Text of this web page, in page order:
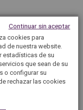
Privilege?
solo tienes
de
5àsec
un importe
cookies para
de nuestra website.
estadísticas de su
que sean de su
o configurar su
rechazar las cookies
Continuar sin aceptar